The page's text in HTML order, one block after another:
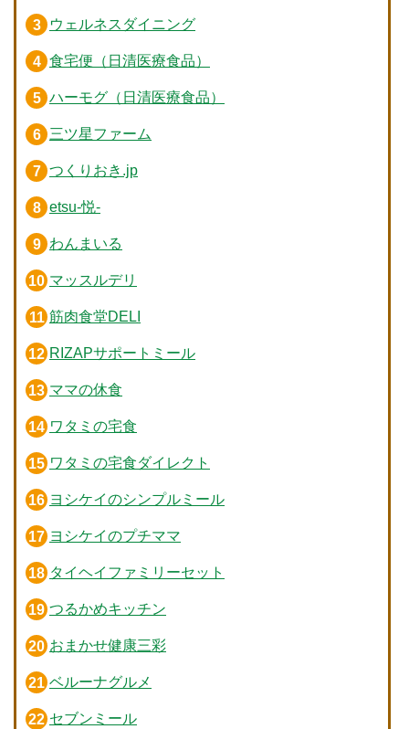
ウェルネスダイニング
食宅便（日清医療食品）
ハーモグ（日清医療食品）
三ツ星ファーム
つくりおき.jp
etsu-悦-
わんまいる
マッスルデリ
筋肉食堂DELI
RIZAPサポートミール
ママの休食
ワタミの宅食
ワタミの宅食ダイレクト
ヨシケイのシンプルミール
ヨシケイのプチママ
タイヘイファミリーセット
つるかめキッチン
おまかせ健康三彩
ベルーナグルメ
セブンミール